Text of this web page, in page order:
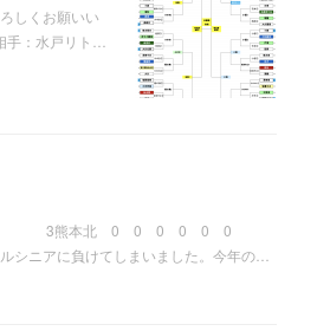
しくお願いい
：水戸リト…
0 0 0 2 3熊本北 0 0 0 0 0 0
アに負けてしまいました。今年の…